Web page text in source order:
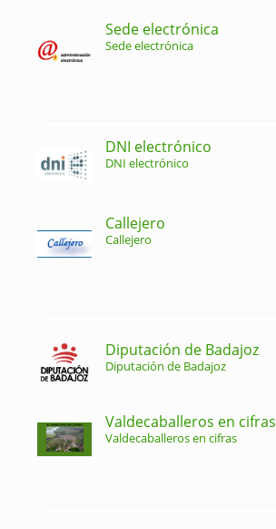
Sede electrónica
Sede electrónica
DNI electrónico
DNI electrónico
Callejero
Callejero
Diputación de Badajoz
Diputación de Badajoz
Valdecaballeros en cifras
Valdecaballeros en cifras